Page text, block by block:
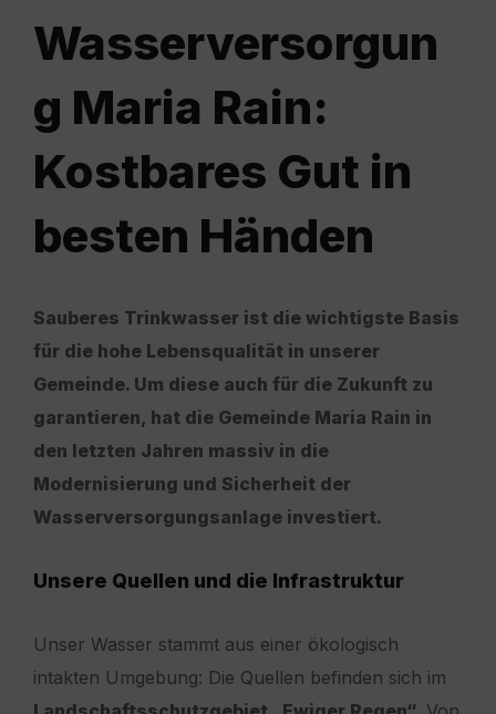
Wasserversorgun
g Maria Rain:
Kostbares Gut in
besten Händen
Sauberes Trinkwasser ist die wichtigste Basis
für die hohe Lebensqualität in unserer
Gemeinde. Um diese auch für die Zukunft zu
garantieren, hat die Gemeinde Maria Rain in
den letzten Jahren massiv in die
Modernisierung und Sicherheit der
Wasserversorgungsanlage investiert.
Unsere Quellen und die Infrastruktur
Unser Wasser stammt aus einer ökologisch
intakten Umgebung: Die Quellen befinden sich im